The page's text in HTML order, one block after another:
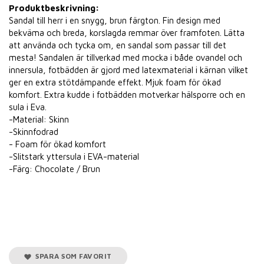
Produktbeskrivning:
Sandal till herr i en snygg, brun färgton. Fin design med
bekväma och breda, korslagda remmar över framfoten. Lätta
att använda och tycka om, en sandal som passar till det
mesta! Sandalen är tillverkad med mocka i både ovandel och
innersula, fotbädden är gjord med latexmaterial i kärnan vilket
ger en extra stötdämpande effekt. Mjuk foam för ökad
komfort. Extra kudde i fotbädden motverkar hälsporre och en
sula i Eva.
-Material: Skinn
-Skinnfodrad
- Foam för ökad komfort
-Slitstark yttersula i EVA-material
-Färg: Chocolate / Brun
SPARA SOM FAVORIT